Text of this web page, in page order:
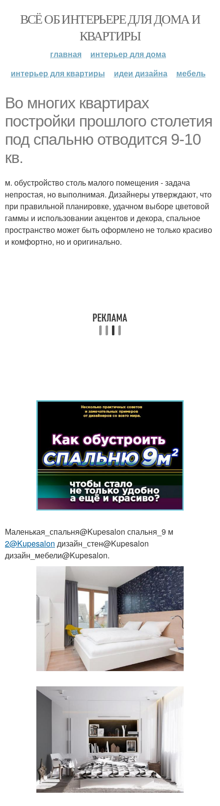
ВСЁ ОБ ИНТЕРЬЕРЕ ДЛЯ ДОМА И
КВАРТИРЫ
главная
интерьер для дома
интерьер для квартиры
идеи дизайна мебель
Во многих квартирах
постройки прошлого столетия
под спальню отводится 9-10
кв.
м. обустройство столь малого помещения - задача
непростая, но выполнимая. Дизайнеры утверждают, что
при правильной планировке, удачном выборе цветовой
гаммы и использовании акцентов и декора, спальное
пространство может быть оформлено не только красиво
и комфортно, но и оригинально.
Маленькая_спальня@Kupesalon спальня_9 м
2@Kupesalon дизайн_стен@Kupesalon
дизайн_мебели@Kupesalon.